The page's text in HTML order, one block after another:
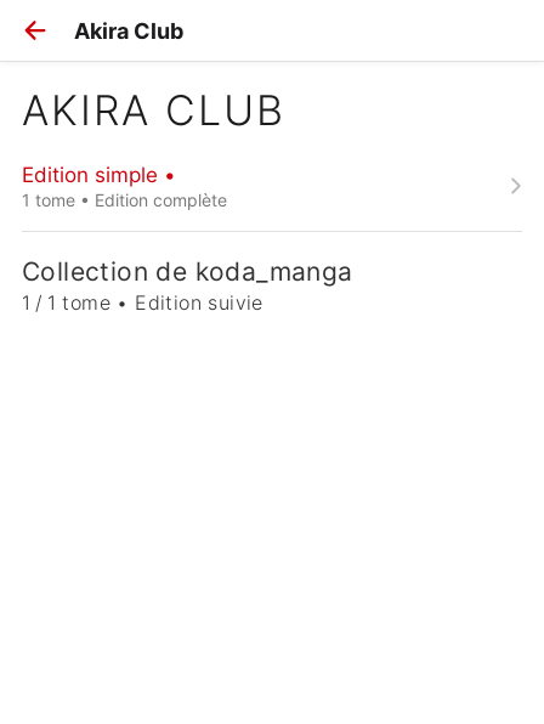
Akira Club
AKIRA CLUB
Edition simple •
1 tome • Edition complète
Collection de koda_manga
1 / 1 tome • Edition suivie